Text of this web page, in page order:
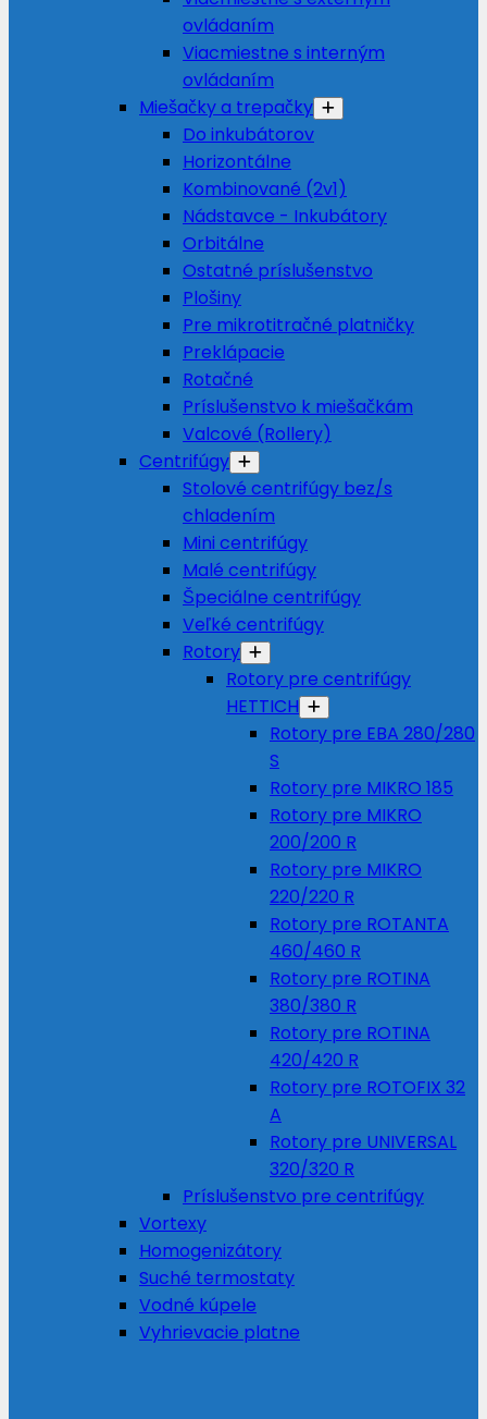
ovládaním
Viacmiestne s interným
ovládaním
Miešačky a trepačky
Do inkubátorov
Horizontálne
Kombinované (2v1)
Nádstavce - Inkubátory
Orbitálne
Ostatné príslušenstvo
Plošiny
Pre mikrotitračné platničky
Preklápacie
Rotačné
Príslušenstvo k miešačkám
Valcové (Rollery)
Centrifúgy
Stolové centrifúgy bez/s
chladením
Mini centrifúgy
Malé centrifúgy
Špeciálne centrifúgy
Veľké centrifúgy
Rotory
Rotory pre centrifúgy
HETTICH
Rotory pre EBA 280/280
S
Rotory pre MIKRO 185
Rotory pre MIKRO
200/200 R
Rotory pre MIKRO
220/220 R
Rotory pre ROTANTA
460/460 R
Rotory pre ROTINA
380/380 R
Rotory pre ROTINA
420/420 R
Rotory pre ROTOFIX 32
A
Rotory pre UNIVERSAL
320/320 R
Príslušenstvo pre centrifúgy
Vortexy
Homogenizátory
Suché termostaty
Vodné kúpele
Vyhrievacie platne